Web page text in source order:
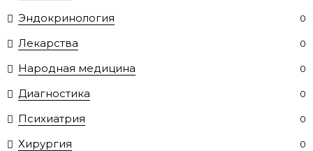
Эндокринология 0
Лекарства 0
Народная медицина 0
Диагностика 0
Психиатрия 0
Хирургия 0